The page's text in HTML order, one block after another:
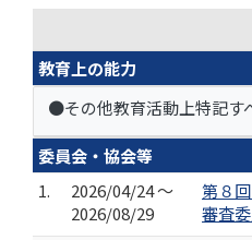
教育上の能力
●その他教育活動上特記す
委員会・協会等
1.
2026/04/24 ～
2026/08/29
第８
審査